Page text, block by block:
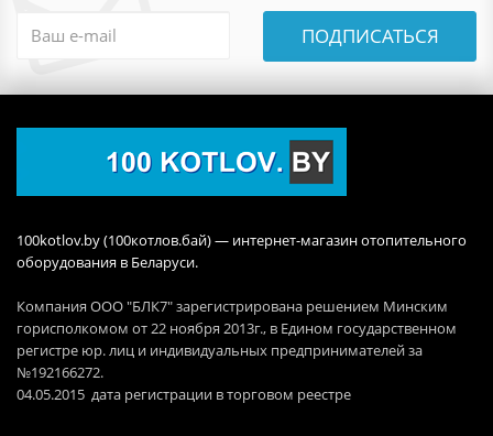
ПОДПИСАТЬСЯ
100kotlov.by (100котлов.бай) — интернет-магазин отопительного
оборудования в Беларуси.
Компания ООО "БЛК7" зарегистрирована решением Минским
горисполкомом от 22 ноября 2013г., в Едином государственном
регистре юр. лиц и индивидуальных предпринимателей за
№192166272.
04.05.2015 дата регистрации в торговом реестре